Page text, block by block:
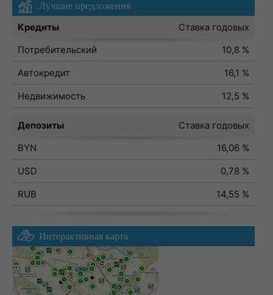
Лучшие предложения
Кредиты
Ставка годовых
Потребительский
10,8 %
Автокредит
16,1 %
Недвижимость
12,5 %
Депозиты
Ставка годовых
BYN
16,06 %
USD
0,78 %
RUB
14,55 %
Интерактивная карта